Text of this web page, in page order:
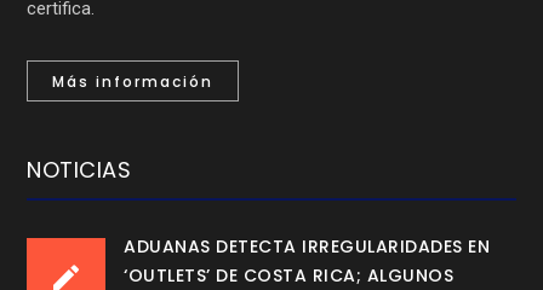
certifica.
Más información
NOTICIAS
ADUANAS DETECTA IRREGULARIDADES EN
‘OUTLETS’ DE COSTA RICA; ALGUNOS